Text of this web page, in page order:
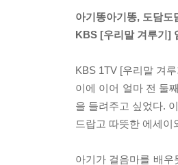
아기똥아기똥, 도담
KBS [우리말 겨루기]
KBS 1TV [우리말 겨
이에 이어 얼마 전 둘
을 들려주고 싶었다.
드랍고 따뜻한 에세이
아기가 걸음마를 배